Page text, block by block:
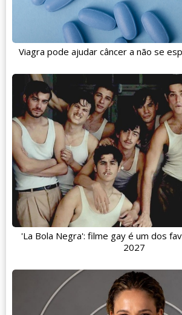
Viagra pode ajudar câncer a não se
'La Bola Negra': filme gay é um dos
2027